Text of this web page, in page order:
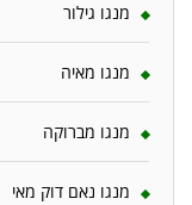
מנגו גילור
מנגו מאיה
מנגו מברוקה
מנגו נאם דוק מאי